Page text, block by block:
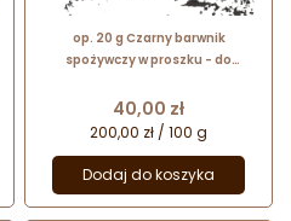
op. 20 g Czarny barwnik
spożywczy w proszku - do
tłuszczu - WS-P-245 Food
Colours
Cena
40,00 zł
200,00 zł / 100 g
Dodaj do koszyka